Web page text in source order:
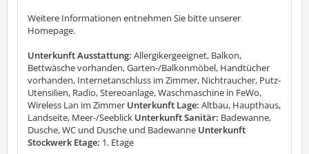
Weitere Informationen entnehmen Sie bitte unserer
Homepage.
Unterkunft Ausstattung: Allergikergeeignet, Balkon,
Bettwäsche vorhanden, Garten-/Balkonmöbel, Handtücher
vorhanden, Internetanschluss im Zimmer, Nichtraucher, Putz-
Utensilien, Radio, Stereoanlage, Waschmaschine in FeWo,
Wireless Lan im Zimmer Unterkunft Lage: Altbau, Haupthaus,
Landseite, Meer-/Seeblick Unterkunft Sanitär: Badewanne,
Dusche, WC und Dusche und Badewanne Unterkunft
Stockwerk Etage: 1. Etage